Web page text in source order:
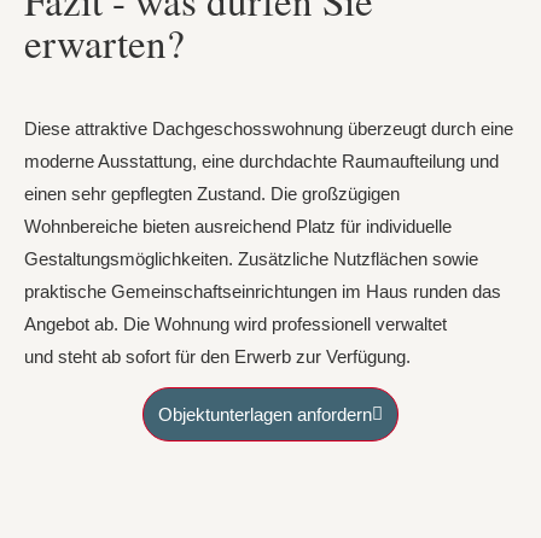
erwarten?
Diese attraktive Dachgeschosswohnung überzeugt durch eine
moderne Ausstattung, eine durchdachte Raumaufteilung und
einen sehr gepflegten Zustand. Die großzügigen
Wohnbereiche bieten ausreichend Platz für individuelle
Gestaltungsmöglichkeiten. Zusätzliche Nutzflächen sowie
praktische Gemeinschaftseinrichtungen im Haus runden das
Angebot ab. Die Wohnung wird professionell verwaltet
und steht ab sofort für den Erwerb zur Verfügung.
Objektunterlagen anfordern